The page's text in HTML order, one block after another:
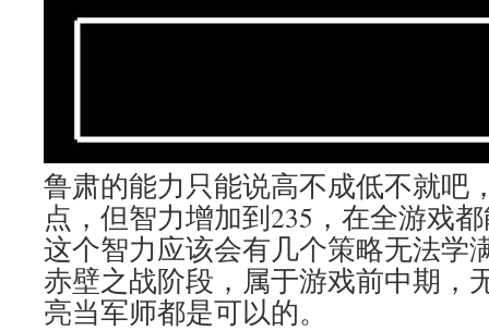
鲁肃的能力只能说高不成低不就吧
点，但智力增加到235，在全游戏
这个智力应该会有几个策略无法学
赤壁之战阶段，属于游戏前中期，
亮当军师都是可以的。